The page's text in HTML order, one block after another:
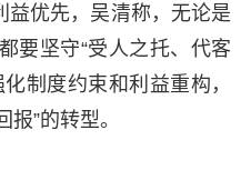
益优先，吴清称，无论是
要坚守“受人之托、代客
制度约束和利益重构，
报”的转型。